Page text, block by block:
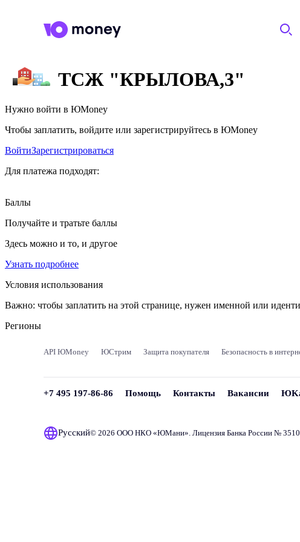
ТСЖ "КРЫЛОВА,3"
Нужно войти в ЮMoney
Чтобы заплатить, войдите или зарегистрируйтесь в ЮMoney
ВойтиЗарегистрироваться
Для платежа подходят:
Баллы
Получайте и тратьте баллы
Здесь можно и то, и другое
Узнать подробнее
Условия использования
Важно: чтобы заплатить на этой странице, нужен именной или
Регионы
API ЮMoney ЮСтрим Защита покупателя Безопасность в
+7 495 197-86-86 Помощь Контакты Вакансии
Русский© 2026 ООО НКО «ЮМани». Лицензия Банка России №